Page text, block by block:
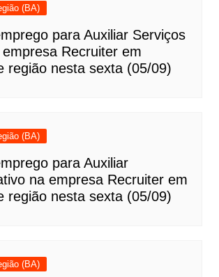
(BA)
para Auxiliar Serviços
Recruiter em
região nesta sexta (05/09)
(BA)
para Auxiliar
na empresa Recruiter em
região nesta sexta (05/09)
(BA)